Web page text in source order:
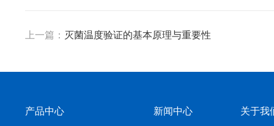
上一篇： 灭菌温度验证的基本原理与重要性
产品中心 新闻中心 关于我